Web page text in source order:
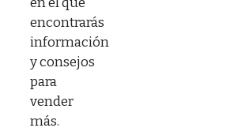
encontrarás
información
y consejos
para
vender
más.